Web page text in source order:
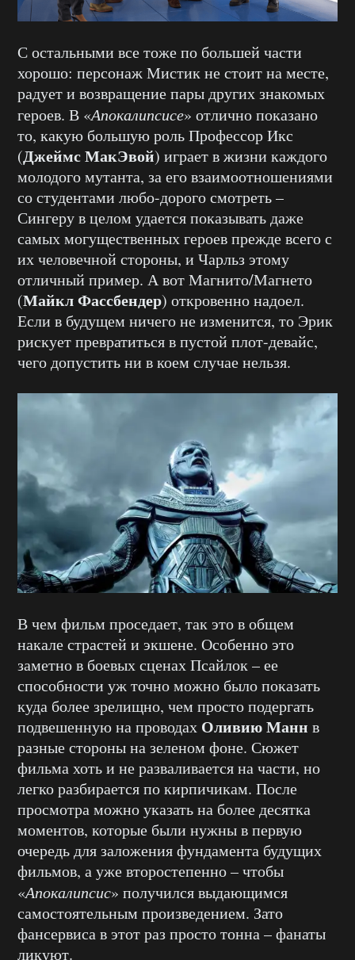
С остальными все тоже по большей части
хорошо: персонаж Мистик не стоит на месте,
радует и возвращение пары других знакомых
героев. В «Апокалипсисе» отлично показано
то, какую большую роль Профессор Икс
(Джеймс МакЭвой) играет в жизни каждого
молодого мутанта, за его взаимоотношениями
со студентами любо-дорого смотреть –
Сингеру в целом удается показывать даже
самых могущественных героев прежде всего с
их человечной стороны, и Чарльз этому
отличный пример. А вот Магнито/Магнето
(Майкл Фассбендер) откровенно надоел.
Если в будущем ничего не изменится, то Эрик
рискует превратиться в пустой плот-девайс,
чего допустить ни в коем случае нельзя.
В чем фильм проседает, так это в общем
накале страстей и экшене. Особенно это
заметно в боевых сценах Псайлок – ее
способности уж точно можно было показать
куда более зрелищно, чем просто подергать
подвешенную на проводах Оливию Манн в
разные стороны на зеленом фоне. Сюжет
фильма хоть и не разваливается на части, но
легко разбирается по кирпичикам. После
просмотра можно указать на более десятка
моментов, которые были нужны в первую
очередь для заложения фундамента будущих
фильмов, а уже второстепенно – чтобы
«Апокалипсис» получился выдающимся
самостоятельным произведением. Зато
фансервиса в этот раз просто тонна – фанаты
ликуют.